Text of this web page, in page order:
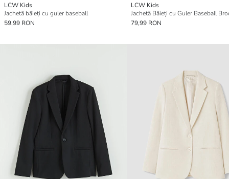
LCW Kids
Jachetă băieți cu guler baseball
59,99 RON
LCW Kids
Jachetă Băieți cu Guler Baseball
79,99 RON